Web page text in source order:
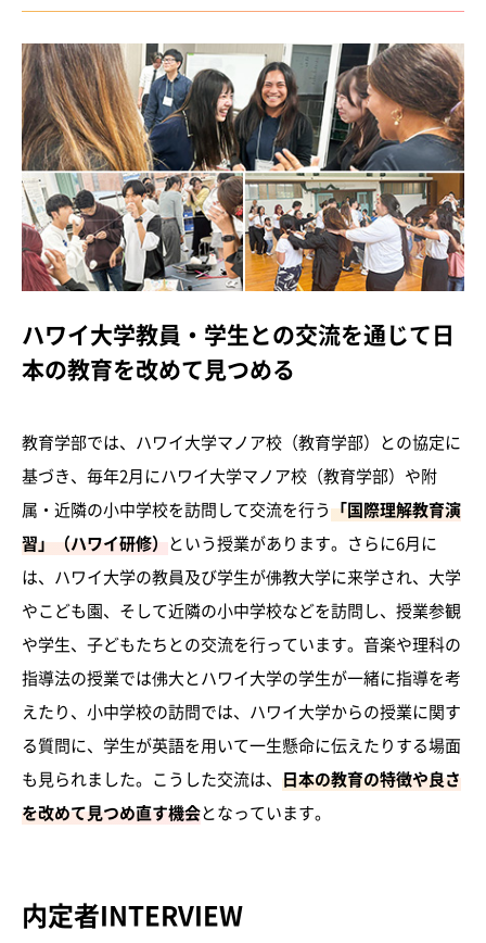
ハワイ大学教員・学生との交流を通じて日
本の教育を改めて見つめる
教育学部では、ハワイ大学マノア校（教育学部）との協定に
基づき、毎年2月にハワイ大学マノア校（教育学部）や附
属・近隣の小中学校を訪問して交流を行う「国際理解教育演
習」（ハワイ研修） という授業があります。さらに6月に
は、ハワイ大学の教員及び学生が佛教大学に来学され、大学
やこども園、そして近隣の小中学校などを訪問し、授業参観
や学生、子どもたちとの交流を行っています。音楽や理科の
指導法の授業では佛大とハワイ大学の学生が一緒に指導を考
えたり、小中学校の訪問では、ハワイ大学からの授業に関す
る質問に、学生が英語を用いて一生懸命に伝えたりする場面
も見られました。こうした交流は、 日本の教育の特徴や良さ
を改めて見つめ直す機会となっています。
内定者INTERVIEW